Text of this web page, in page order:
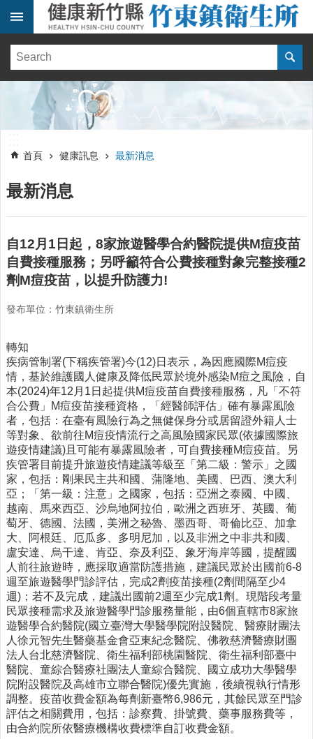
跳到主要內容區塊
健
訊
簡
便
務
線
上
名
療
資
源
社
區
資
源
門
診
時
間
表
預
防
與
注
射
時
間
表
法
規
查
詢
首頁 健康訊息 最新消息
最新消息
自12月1日起，8家旅遊醫學合約醫院提供M痘疫苗
自費接種服務；另呼籲符合公費接種對象完整接種2
劑M痘疫苗，以提升防護力!
發布單位：竹東鎮衛生所
轉知
疾病管制署(下稱疾管署)今(12)日表示，為因應國際M痘疫
情，基於維護國人健康及降低民眾於境外感染M痘之風險，自
本(2024)年12月1日起提供M痘疫苗自費接種服務，凡「不符
合公費」M痘疫苗接種資格，「經醫師評估」確有暴露風險
者，包括：在臺有風險行為之無健保身分或居留證外籍人士
等對象、欲前往M痘疫情流行之高風險國家民眾(依據國際旅
遊疫情建議)且可能有暴露風險者，可自費接種M痘疫苗。另
疾管署目前提升旅遊疫情建議等級至「第二級：警示」之國
家，包括：剛果民主共和國、蒲隆地、美國、巴西、澳大利
亞；「第一級：注意」之國家，包括：亞洲之泰國、中國、
越南、馬來西亞、沙烏地阿拉伯，歐洲之西班牙、英國、葡
萄牙、德國、法國，美洲之秘魯、墨西哥、哥倫比亞、加拿
大、阿根廷、厄瓜多、多明尼加，以及非洲之中非共和國、
盧安達、烏干達、肯亞、奈及利亞、象牙海岸等國，提醒國
人前往旅遊時，應採取適當防護措施，建議民眾於出國前6-8
週至旅遊醫學門診評估，完成2劑疫苗接種(2劑間隔至少4
週)；若不及完成，建議出國前2週至少完成1劑。現階段考量
民眾接種需求及旅遊醫學門診服務量能，由6個直轄市8家旅
遊醫學合約醫院(國立臺灣大學醫學院附設醫院、醫療財團法
人徐元智先生醫藥基金會亞東紀念醫院、佛教慈濟醫療財團
法人台北慈濟醫院、衛生福利部桃園醫院、衛生福利部臺中
醫院、童綜合醫療社團法人童綜合醫院、國立成功大學醫學
院附設醫院及高雄市立聯合醫院)優先實施，後續視執行情形
調整。疫苗收費金額為每劑新臺幣6,986元，其餘民眾至門診
評估之相關費用，包括：診察費、掛號費、藥事服務費等，
由合約院所依醫療機構收費標準自訂收費金額。